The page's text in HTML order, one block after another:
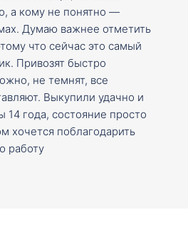
а кому не понятно —
Думаю важнее отметить
что сейчас это самый
Привозят быстро
не темнят, все
Выкупили удачно и
года, состояние просто
хочется поблагодарить
работу